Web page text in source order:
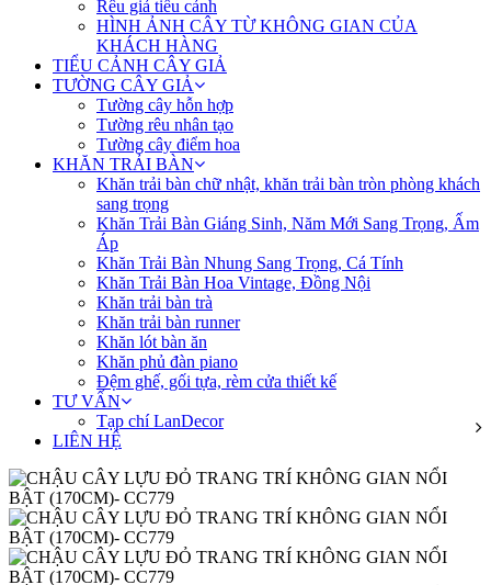
Rêu giả tiểu cảnh
HÌNH ẢNH CÂY TỪ KHÔNG GIAN CỦA
KHÁCH HÀNG
TIỂU CẢNH CÂY GIẢ
TƯỜNG CÂY GIẢ
Tường cây hỗn hợp
Tường rêu nhân tạo
Tường cây điểm hoa
KHĂN TRẢI BÀN
Khăn trải bàn chữ nhật, khăn trải bàn tròn phòng khách
sang trọng
Khăn Trải Bàn Giáng Sinh, Năm Mới Sang Trọng, Ấm
Áp
Khăn Trải Bàn Nhung Sang Trọng, Cá Tính
Khăn Trải Bàn Hoa Vintage, Đồng Nội
Khăn trải bàn trà
Khăn trải bàn runner
Khăn lót bàn ăn
Khăn phủ đàn piano
Đệm ghế, gối tựa, rèm cửa thiết kế
TƯ VẤN
Tạp chí LanDecor
LIÊN HỆ